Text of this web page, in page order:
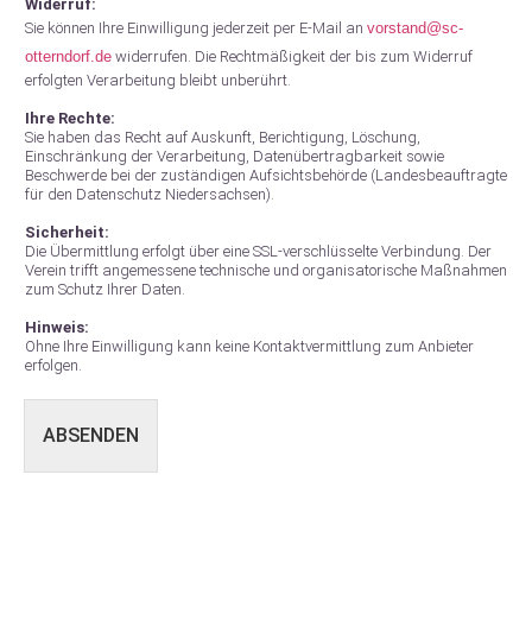
Widerruf:
Sie können Ihre Einwilligung jederzeit per E-Mail an vorstand@sc-
otterndorf.de widerrufen. Die Rechtmäßigkeit der bis zum Widerruf
erfolgten Verarbeitung bleibt unberührt.
Ihre Rechte:
Sie haben das Recht auf Auskunft, Berichtigung, Löschung,
Einschränkung der Verarbeitung, Datenübertragbarkeit sowie
Beschwerde bei der zuständigen Aufsichtsbehörde (Landesbeauftragte
für den Datenschutz Niedersachsen).
Sicherheit:
Die Übermittlung erfolgt über eine SSL-verschlüsselte Verbindung. Der
Verein trifft angemessene technische und organisatorische Maßnahmen
zum Schutz Ihrer Daten.
Hinweis:
Ohne Ihre Einwilligung kann keine Kontaktvermittlung zum Anbieter
erfolgen.
ABSENDEN